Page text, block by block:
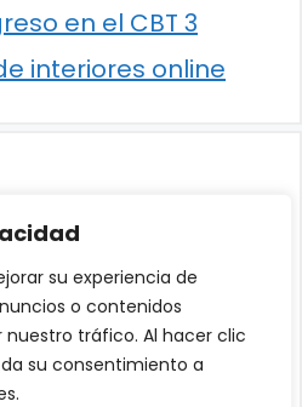
su experiencia de
o contenidos
nuestro tráfico. Al hacer clic
su consentimiento a
en el CBT 3
interiores online